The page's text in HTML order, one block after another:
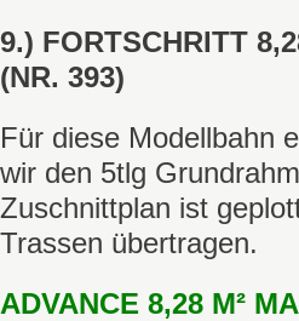
9.) FORTSCHRITT
(NR. 393)
Für diese Modellbahn
wir den 5tlg
Zuschnittplan ist
Trassen übertragen.
ADVANCE 8,28 M²